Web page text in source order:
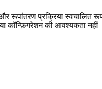
रूपांतरण प्रक्रिया स्वचालित
कॉन्फ़िगरेशन की आवश्यकता नहीं